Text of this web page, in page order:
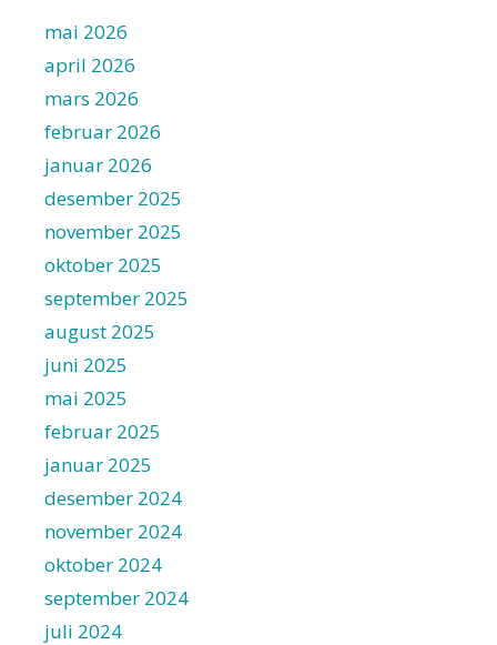
mai 2026
april 2026
mars 2026
februar 2026
januar 2026
desember 2025
november 2025
oktober 2025
september 2025
august 2025
juni 2025
mai 2025
februar 2025
januar 2025
desember 2024
november 2024
oktober 2024
september 2024
juli 2024